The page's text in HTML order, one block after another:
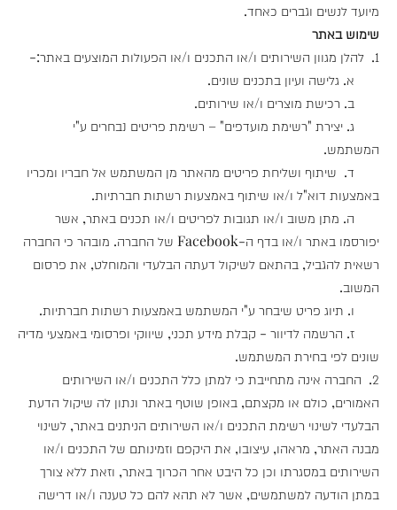
מיועד לנשים וגברים כאחד.
שימוש באתר
1. להלן מגוון השירותים ו/או התכנים ו/או הפעולות המוצעים באתר:-
א. גלישה ועיון בתכנים שונים.
ב. רכישת מוצרים ו/או שירותים.
ג. יצירת "רשימת מועדפים" – רשימת פריטים נבחרים ע"י
המשתמש.
ד. שיתוף ושליחת פריטים מהאתר מן המשתמש אל חבריו ומכריו
באמצעות דוא"ל ו/או שיתוף באמצעות רשתות חברתיות.
ה. מתן משוב ו/או תגובות לפריטים ו/או תכנים באתר, אשר
יפורסמו באתר ו/או בדף ה-Facebook של החברה. מובהר כי החברה
רשאית להגביל, בהתאם לשיקול דעתה הבלעדי והמוחלט, את פרסום
המשוב.
ו. תיוג פריט שיבחר ע"י המשתמש באמצעות רשתות חברתיות.
ז. הרשמה לדיוור - קבלת מידע תכני, שיווקי ופרסומי באמצעי מדיה
שונים לפי בחירת המשתמש.
2. החברה אינה מתחייבת כי למתן כלל התכנים ו/או השירותים
האמורים, כולם או מקצתם, באופן שוטף באתר ונתון לה שיקול הדעת
הבלעדי לשינוי רשימת התכנים ו/או השירותים הניתנים באתר, לשינוי
מבנה האתר, מראהו, עיצובו, את היקפם וזמינותם של התכנים ו/או
השירותים במסגרתו וכן כל היבט אחר הכרוך באתר, וזאת ללא צורך
במתן הודעה למשתמשים, אשר לא תהא להם כל טענה ו/או דרישה